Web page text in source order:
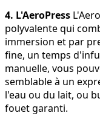
4. L'AeroPress
polyvalente qui
immersion et par
fine, un temps
manuelle, vous
semblable à un
l'eau ou du lait, ou
fouet garanti.